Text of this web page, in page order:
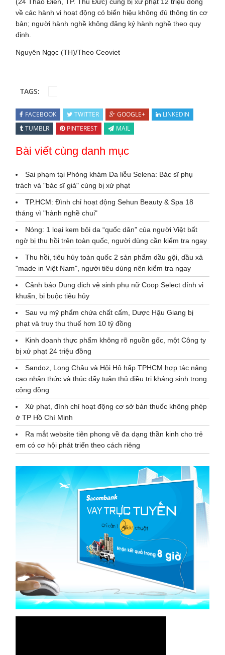
về các hành vi hoạt động có biển hiệu không đủ thông tin cơ
bản; người hành nghề không đăng ký hành nghề theo quy
định.
Nguyên Ngọc (TH)/Theo Ceoviet
TAGS:
FACEBOOK TWITTER GOOGLE+
LINKEDIN
TUMBLR
PINTEREST MAIL
Bài viết cùng danh mục
Sai phạm tại Phòng khám Da liễu Selena: Bác sĩ phụ
trách và "bác sĩ giả" cùng bị xử phạt
TP.HCM: Đình chỉ hoạt động Sehun Beauty & Spa 18
tháng vì "hành nghề chui"
Nóng: 1 loại kem bôi da “quốc dân” của người Việt bất
ngờ bị thu hồi trên toàn quốc, người dùng cần kiểm tra ngay
Thu hồi, tiêu hủy toàn quốc 2 sản phẩm dầu gội, dầu xả
"made in Việt Nam", người tiêu dùng nên kiểm tra ngay
Cảnh báo Dung dịch vệ sinh phụ nữ Coop Select dính vi
khuẩn, bị buộc tiêu hủy
Sau vụ mỹ phẩm chứa chất cấm, Dược Hậu Giang bị
phạt và truy thu thuế hơn 10 tỷ đồng
Kinh doanh thực phẩm không rõ nguồn gốc, một Công ty
bị xử phạt 24 triệu đồng
Sandoz, Long Châu và Hội Hô hấp TPHCM hợp tác nâng
cao nhận thức và thúc đẩy tuân thủ điều trị kháng sinh trong
cộng đồng
Xử phạt, đình chỉ hoạt động cơ sở bán thuốc không phép
ở TP Hồ Chí Minh
Ra mắt website tiên phong về đa dạng thần kinh cho trẻ
em có cơ hội phát triển theo cách riêng